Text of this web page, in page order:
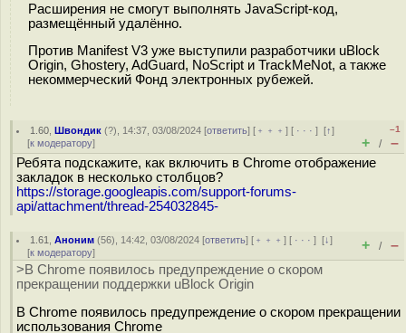
Расширения не смогут выполнять JavaScript-код,
размещённый удалённо.
Против Manifest V3 уже выступили разработчики uBlock
Origin, Ghostery, AdGuard, NoScript и TrackMeNot, а также
некоммерческий Фонд электронных рубежей.
1.60 ,Швондик (?), 14:37, 03/08/2024 [ответить] [ ﹢﹢﹢] [ · · ·][↑]
[к модератору]
–1
+ / –
Ребята подскажите, как включить в Chrome отображение
закладок в несколько столбцов?
https://storage.googleapis.com/support-forums-
api/attachment/thread-254032845-
1.61 ,Аноним (56), 14:42, 03/08/2024 [ответить] [ ﹢﹢﹢] [ · · ·][↓]
[к модератору] + / –
>В Chrome появилось предупреждение о скором
прекращении поддержки uBlock Origin
В Chrome появилось предупреждение о скором прекращении
использования Chrome